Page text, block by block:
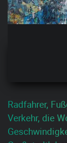
Radfahrer,
Verkehr, die